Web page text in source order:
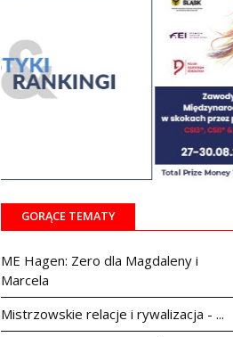
GORĄCE TEMATY
ME Hagen: Zero dla Magdaleny i
Marcela
Mistrzowskie relacje i rywalizacja - ...